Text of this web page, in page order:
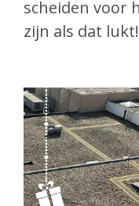
scheiden voor
zijn als dat